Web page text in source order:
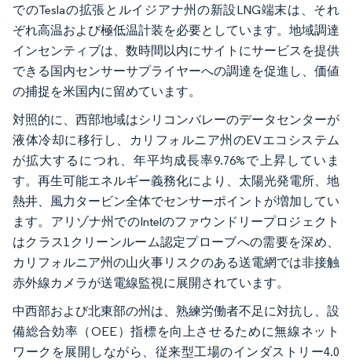
でのTeslaの拡張とルイジアナ州の新設LNG端末は、それ
ぞれ高温および極低温計装を必要としています。地域調達
インセンティブは、数時間以内にサイトにサービスを提供
できる国内センサーサプライヤーへの調達を促進し、価値
の捕捉を米国内に留めています。
対照的に、西部地域はシリコンバレーのデータセンターが
液体冷却に移行し、カリフォルニア州のEVエコシステム
が拡大するにつれ、年平均成長率9.76%で上昇していま
す。再生可能エネルギー義務化により、太陽光発電所、地
熱井、風力タービン全体でセンサーポイントが増加してい
ます。アリゾナ州でのIntelのファウンドリープロジェクト
はクラス1クリーンルーム認定プローブへの需要を深め、
カリフォルニア州の山火事リスクのある送電網では非接触
赤外線カメラが送電線監視に展開されています。
中西部および北東部の州は、熟練労働者不足に対抗し、設
備総合効率（OEE）指標を向上させるために無線ネット
ワークを展開しながら、従来型工場のインダストリー4.0